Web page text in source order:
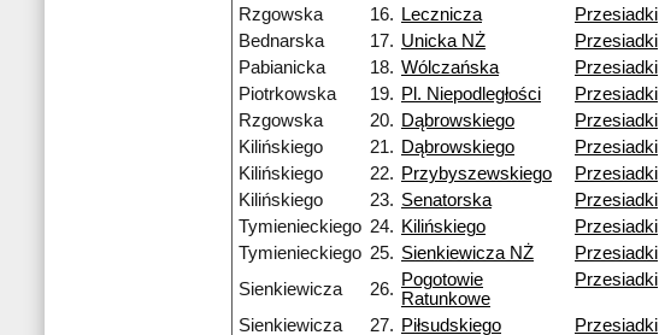
Rzgowska
16. Lecznicza
Przesiadki
Bednarska
17. Unicka NŻ
Przesiadki
Pabianicka
18. Wólczańska
Przesiadki
Piotrkowska
19. Pl. Niepodległości
Przesiadki
Rzgowska
20. Dąbrowskiego
Przesiadki
Kilińskiego
21. Dąbrowskiego
Przesiadki
Kilińskiego
22. Przybyszewskiego
Przesiadki
Kilińskiego
23. Senatorska
Przesiadki
Tymienieckiego 24. Kilińskiego
Przesiadki
Tymienieckiego 25. Sienkiewicza NŻ
Przesiadki
Sienkiewicza
26. Pogotowie
Ratunkowe
Przesiadki
Sienkiewicza 27. Piłsudskiego
Przesiadki